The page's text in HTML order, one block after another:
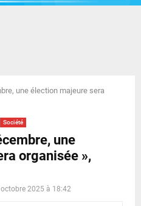
une élection majeure sera
Société
une
organisée »,
2025 à 18:42